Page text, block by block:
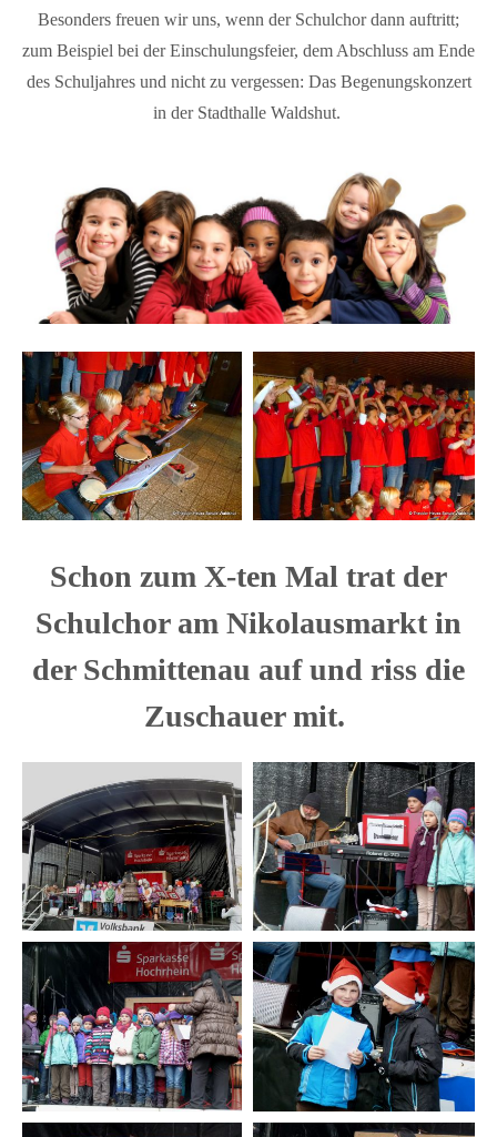
Besonders freuen wir uns, wenn der Schulchor dann auftritt;
zum Beispiel bei der Einschulungsfeier, dem Abschluss am Ende
des Schuljahres und nicht zu vergessen: Das Begenungskonzert
in der Stadthalle Waldshut.
Schon zum X-ten Mal trat der
Schulchor am Nikolausmarkt in
der Schmittenau auf und riss die
Zuschauer mit.